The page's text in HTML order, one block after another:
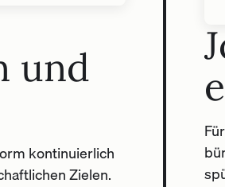
und
kontinuierlich
Zielen.